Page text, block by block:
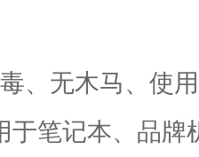
、无木马、使
于笔记本、品